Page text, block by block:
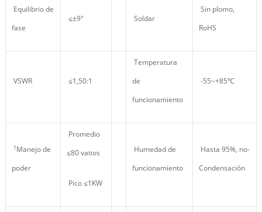
Equilibrio de
fase
≤±9° Soldar
Sin plomo,
RoHS
VSWR ≤1,50:1
Temperatura
de
funcionamiento
-55~+85℃
1 Manejo de
poder
Promedio
≤80 vatios
Pico ≤1KW
Humedad de
funcionamiento
Hasta 95%, no-
Condensación